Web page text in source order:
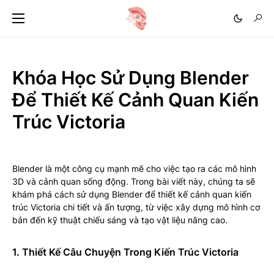
Khóa Học Sử Dụng Blender
Để Thiết Kế Cảnh Quan Kiến
Trúc Victoria
Blender là một công cụ mạnh mẽ cho việc tạo ra các mô hình
3D và cảnh quan sống động. Trong bài viết này, chúng ta sẽ
khám phá cách sử dụng Blender để thiết kế cảnh quan kiến
trúc Victoria chi tiết và ấn tượng, từ việc xây dựng mô hình cơ
bản đến kỹ thuật chiếu sáng và tạo vật liệu nâng cao.
1. Thiết Kế Câu Chuyện Trong Kiến Trúc Victoria